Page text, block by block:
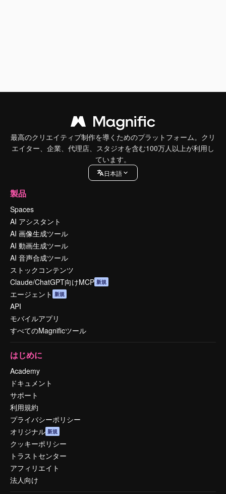
最高のクリエイティブ制作を導くためのプラットフォーム。クリ
エイター、企業、代理店、スタジオを含む100万人以上が利用し
ています。
日本語
製品
Spaces
AI アシスタント
AI 画像生成ツール
AI 動画生成ツール
AI 音声合成ツール
ストックコンテンツ
Claude/ChatGPT向けMCP 新規
エージェント 新規
API
モバイルアプリ
すべてのMagnificツール
はじめに
Academy
ドキュメント
サポート
利用規約
プライバシーポリシー
オリジナル 新規
クッキーポリシー
トラストセンター
アフィリエイト
法人向け